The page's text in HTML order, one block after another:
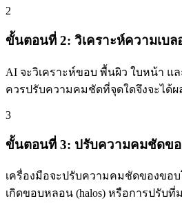
2
ขั้นตอนที่ 2: วิเคราะห์ความเบล
AI จะวิเคราะห์ขอบ พื้นผิว ใบหน้า แ
ควรปรับความคมชัดที่จุดใดจึงจะได้
3
ขั้นตอนที่ 3: ปรับความคมชัดข
เครื่องมือจะปรับความคมชัดของขอบ
เกิดขอบหลอน (halos) หรือการปรับที่